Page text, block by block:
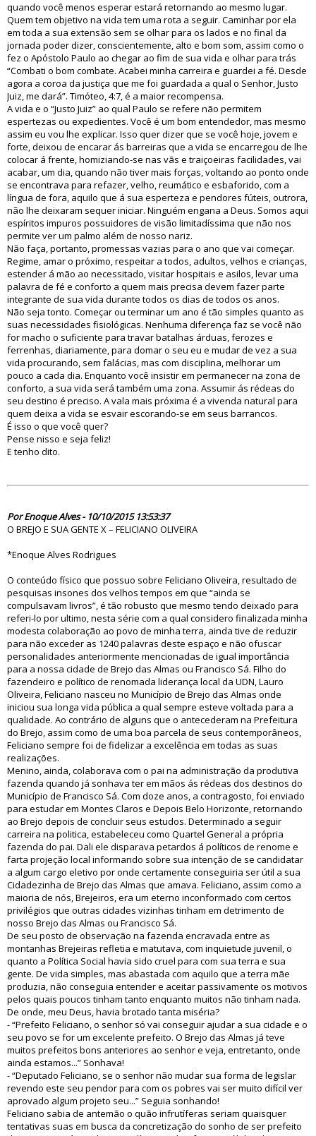
quando você menos esperar estará retornando ao mesmo lugar.
Quem tem objetivo na vida tem uma rota a seguir. Caminhar por ela
em toda a sua extensão sem se olhar para os lados e no final da
jornada poder dizer, conscientemente, alto e bom som, assim como o
fez o Apóstolo Paulo ao chegar ao fim de sua vida e olhar para trás
“Combati o bom combate. Acabei minha carreira e guardei a fé. Desde
agora a coroa da justiça que me foi guardada a qual o Senhor, Justo
Juiz, me dará”. Timóteo, 4:7, é a maior recompensa.
A vida e o “Justo Juiz” ao qual Paulo se refere não permitem
espertezas ou expedientes. Você é um bom entendedor, mas mesmo
assim eu vou lhe explicar. Isso quer dizer que se você hoje, jovem e
forte, deixou de encarar ás barreiras que a vida se encarregou de lhe
colocar á frente, homiziando-se nas vãs e traiçoeiras facilidades, vai
acabar, um dia, quando não tiver mais forças, voltando ao ponto onde
se encontrava para refazer, velho, reumático e esbaforido, com a
língua de fora, aquilo que á sua esperteza e pendores fúteis, outrora,
não lhe deixaram sequer iniciar. Ninguém engana a Deus. Somos aqui
espíritos impuros possuidores de visão limitadíssima que não nos
permite ver um palmo além de nosso nariz.
Não faça, portanto, promessas vazias para o ano que vai começar.
Regime, amar o próximo, respeitar a todos, adultos, velhos e crianças,
estender á mão ao necessitado, visitar hospitais e asilos, levar uma
palavra de fé e conforto a quem mais precisa devem fazer parte
integrante de sua vida durante todos os dias de todos os anos.
Não seja tonto. Começar ou terminar um ano é tão simples quanto as
suas necessidades fisiológicas. Nenhuma diferença faz se você não
for macho o suficiente para travar batalhas árduas, ferozes e
ferrenhas, diariamente, para domar o seu eu e mudar de vez a sua
vida procurando, sem falácias, mas com disciplina, melhorar um
pouco a cada dia. Enquanto você insistir em permanecer na zona de
conforto, a sua vida será também uma zona. Assumir ás rédeas do
seu destino é preciso. A vala mais próxima é a vivenda natural para
quem deixa a vida se esvair escorando-se em seus barrancos.
É isso o que você quer?
Pense nisso e seja feliz!
E tenho dito.
Por Enoque Alves - 10/10/2015 13:53:37
O BREJO E SUA GENTE X – FELICIANO OLIVEIRA
*Enoque Alves Rodrigues
O conteúdo físico que possuo sobre Feliciano Oliveira, resultado de
pesquisas insones dos velhos tempos em que “ainda se
compulsavam livros”, é tão robusto que mesmo tendo deixado para
referi-lo por ultimo, nesta série com a qual considero finalizada minha
modesta colaboração ao povo de minha terra, ainda tive de reduzir
para não exceder as 1240 palavras deste espaço e não ofuscar
personalidades anteriormente mencionadas de igual importância
para a nossa cidade de Brejo das Almas ou Francisco Sá. Filho do
fazendeiro e político de renomada liderança local da UDN, Lauro
Oliveira, Feliciano nasceu no Município de Brejo das Almas onde
iniciou sua longa vida pública a qual sempre esteve voltada para a
qualidade. Ao contrário de alguns que o antecederam na Prefeitura
do Brejo, assim como de uma boa parcela de seus contemporâneos,
Feliciano sempre foi de fidelizar a excelência em todas as suas
realizações.
Menino, ainda, colaborava com o pai na administração da produtiva
fazenda quando já sonhava ter em mãos ás rédeas dos destinos do
Município de Francisco Sá. Com doze anos, a contragosto, foi enviado
para estudar em Montes Claros e Depois Belo Horizonte, retornando
ao Brejo depois de concluir seus estudos. Determinado a seguir
carreira na politica, estabeleceu como Quartel General a própria
fazenda do pai. Dali ele disparava petardos á políticos de renome e
farta projeção local informando sobre sua intenção de se candidatar
a algum cargo eletivo por onde certamente conseguiria ser útil a sua
Cidadezinha de Brejo das Almas que amava. Feliciano, assim como a
maioria de nós, Brejeiros, era um eterno inconformado com certos
privilégios que outras cidades vizinhas tinham em detrimento de
nosso Brejo das Almas ou Francisco Sá.
De seu posto de observação na fazenda encravada entre as
montanhas Brejeiras refletia e matutava, com inquietude juvenil, o
quanto a Política Social havia sido cruel para com sua terra e sua
gente. De vida simples, mas abastada com aquilo que a terra mãe
produzia, não conseguia entender e aceitar passivamente os motivos
pelos quais poucos tinham tanto enquanto muitos não tinham nada.
De onde, meu Deus, havia brotado tanta miséria?
- “Prefeito Feliciano, o senhor só vai conseguir ajudar a sua cidade e o
seu povo se for um excelente prefeito. O Brejo das Almas já teve
muitos prefeitos bons anteriores ao senhor e veja, entretanto, onde
ainda estamos...” Sonhava!
- “Deputado Feliciano, se o senhor não mudar sua forma de legislar
revendo este seu pendor para com os pobres vai ser muito difícil ver
aprovado algum projeto seu...” Seguia sonhando!
Feliciano sabia de antemão o quão infrutíferas seriam quaisquer
tentativas suas em busca da concretização do sonho de ser prefeito